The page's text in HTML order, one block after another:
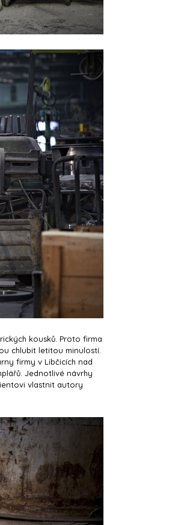
kousků. Proto firma
chlubit letitou minulostí.
firmy v Libčicích nad
Jednotlivé návrhy
vlastnit autory